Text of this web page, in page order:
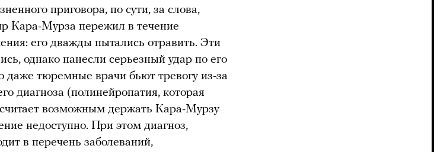
приговора, по сути, за слова,
Кара-Мурза пережил в течение
его дважды пытались отравить. Эти
однако нанесли серьезный удар по его
даже тюремные врачи бьют тревогу из-за
диагноза (полинейропатия, которая
считает возможным держать Кара-Мурзу
недоступно. При этом диагноз,
в перечень заболеваний,